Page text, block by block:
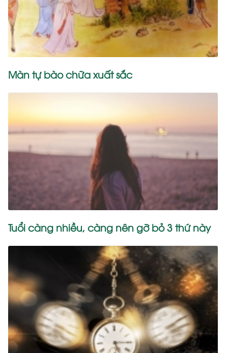
Màn tự bào chữa xuất sắc
Tuổi càng nhiều, càng nên gỡ bỏ 3 thứ này